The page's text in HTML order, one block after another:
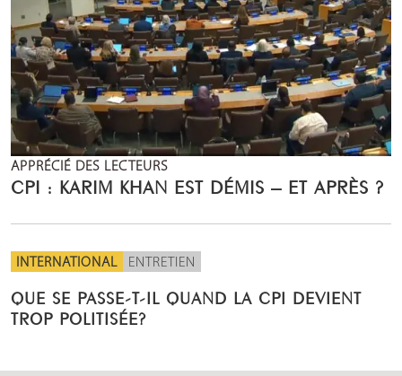
APPRÉCIÉ DES LECTEURS
CPI : KARIM KHAN EST DÉMIS – ET APRÈS ?
INTERNATIONAL ENTRETIEN
QUE SE PASSE-T-IL QUAND LA CPI DEVIENT
TROP POLITISÉE?